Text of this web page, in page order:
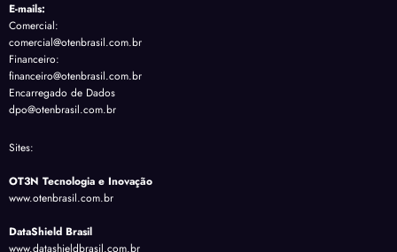
E-mails:
Comercial:
comercial@otenbrasil.com.br
Financeiro:
financeiro@otenbrasil.com.br
Encarregado de Dados
dpo@otenbrasil.com.br
Sites:
OT3N Tecnologia e Inovação
www.otenbrasil.com.br
DataShield Brasil
www.datashieldbrasil.com.br